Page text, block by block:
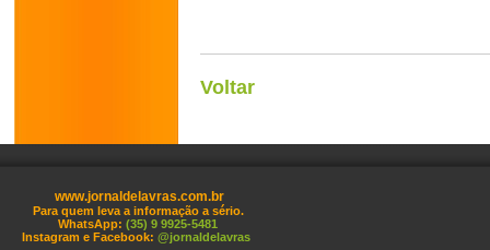
Voltar
www.jornaldelavras.com.br
Para quem leva a informação a sério.
WhatsApp: (35) 9 9925-5481
Instagram e Facebook: @jornaldelavras